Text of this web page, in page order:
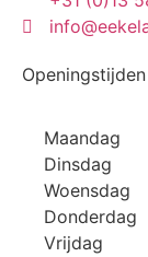
Openingstijden
Maandag
Dinsdag
Woensdag
Donderdag
Vrijdag